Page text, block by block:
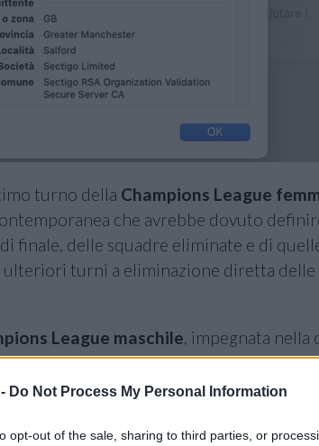
Do Not Process My Personal Information
opt-out of the sale, sharing to third parties, or
turno della Champions League
che avrebbe dovuto
finale, delle squadre eliminate e di
ulteriori turni a eliminazione diretta
League maschile, impegnata nella
delicato per la definizione degli